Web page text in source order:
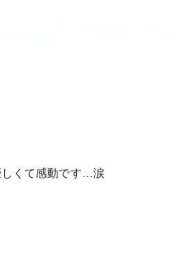
しくて感動です…涙